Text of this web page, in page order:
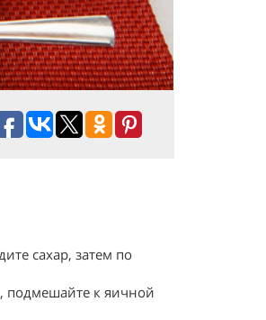
сахар, затем по
подмешайте к яичной